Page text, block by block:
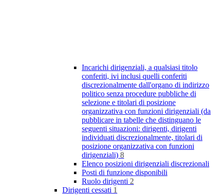
Incarichi dirigenziali, a qualsiasi titolo
conferiti, ivi inclusi quelli conferiti
discrezionalmente dall'organo di indirizzo
politico senza procedure pubbliche di
selezione e titolari di posizione
organizzativa con funzioni dirigenziali (da
pubblicare in tabelle che distinguano le
seguenti situazioni: dirigenti, dirigenti
individuati discrezionalmente, titolari di
posizione organizzativa con funzioni
dirigenziali) 8
Elenco posizioni dirigenziali discrezionali
Posti di funzione disponibili
Ruolo dirigenti 2
Dirigenti cessati 1